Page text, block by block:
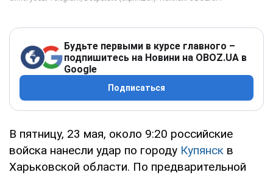
Будьте первыми в курсе главного –
подпишитесь на Новини на OBOZ.UA в
Google
Подписаться
В пятницу, 23 мая, около 9:20 российские
войска нанесли удар по городу Купянск в
Харьковской области. По предварительной